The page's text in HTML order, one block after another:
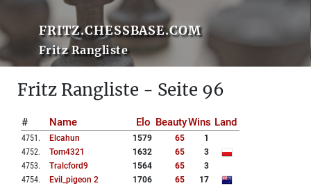
FRITZ.CHESSBASE.COM
Fritz Rangliste
Fritz Rangliste - Seite 96
# Name Elo BeautyWins Land
4751 . Elcahun 1579 65
1
4752. Tom4321 1632 65
3
4753. Tralcford9 1564 65
3
4754. Evil_pigeon 2 1706 65
17